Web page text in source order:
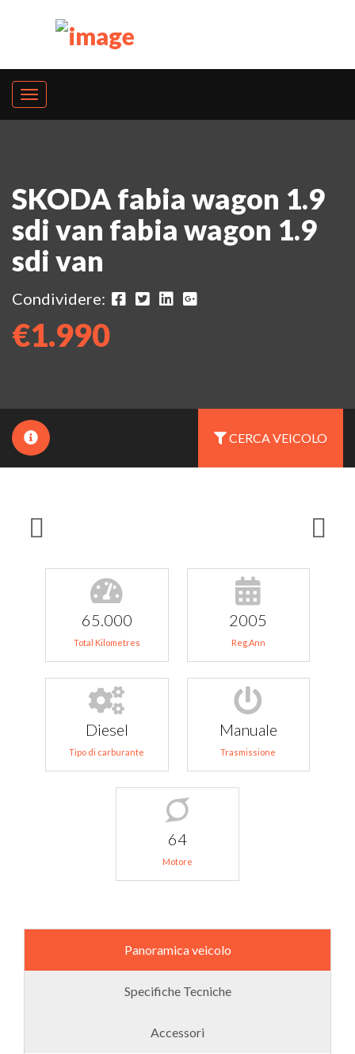
SKODA fabia wagon 1.9
sdi van fabia wagon 1.9
sdi van
Condividere:
€1.990
CERCA VEICOLO
65.000
Total Kilometres
2005
Reg.Ann
Diesel
Tipo di carburante
Manuale
Trasmissione
64
Motore
Panoramica veicolo
Specifiche Tecniche
Accessori